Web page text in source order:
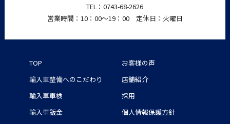
TEL：0743-68-2626
営業時間：10：00〜19：00 定休日：火曜日
TOP
輸入車整備へのこだわり
輸入車車検
輸入車鈑金
お客様の声
店舗紹介
採用
個人情報保護方針